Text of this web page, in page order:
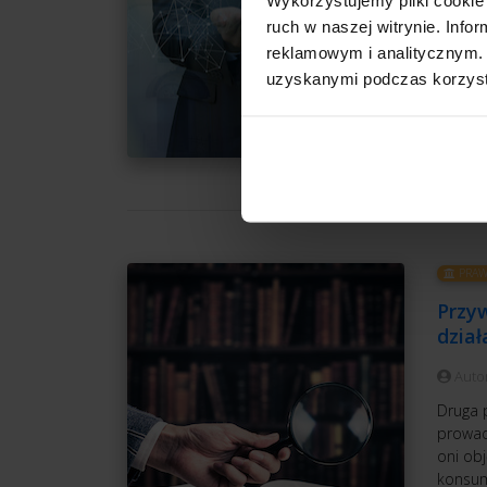
ruch w naszej witrynie.
reklamowym i
uzyskanymi podczas
jest
wziąć
Druga
oni